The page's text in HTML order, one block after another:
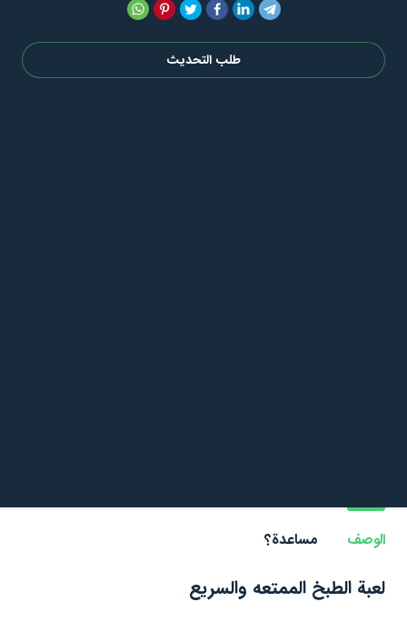
طلب التحديث
الوصف مساعدة؟
لعبة الطبخ الممتعه والسريع